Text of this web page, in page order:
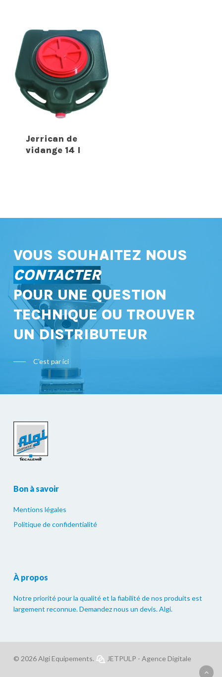
Jerrican de
vidange 14 l
VOUS SOUHAITEZ NOUS
CONTACTER
POUR UNE QUESTION
TECHNIQUE OU TROUVER
UN DISTRIBUTEUR
C'est par ici
Bon à savoir
Mentions légales
Politique de confidentialité
À propos
Notre priorité pour la qualité et la fiabilité de nos produits est
largement reconnue. Demandez nous un devis. Algi.
© 2026 Algi Equipements. JETPULP - Agence Digitale